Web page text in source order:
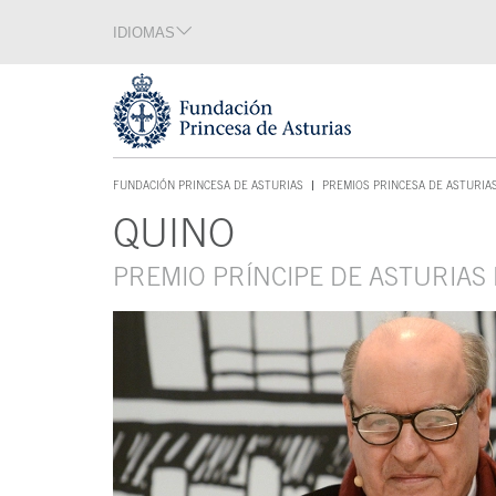
Tecla de acceso 1
IDIOMAS
FUNDACIÓN PRINCESA DE ASTURIAS
TECLA DE ACCESO 1
PREMIOS PRINCESA DE ASTURIAS
Contenido principalQUINO
PREMIO PRÍNCIPE DE